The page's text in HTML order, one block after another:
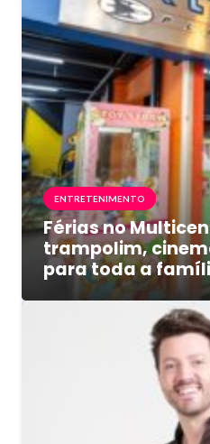
ENTRETENIMENTO
Férias no
trampolim,
para toda a